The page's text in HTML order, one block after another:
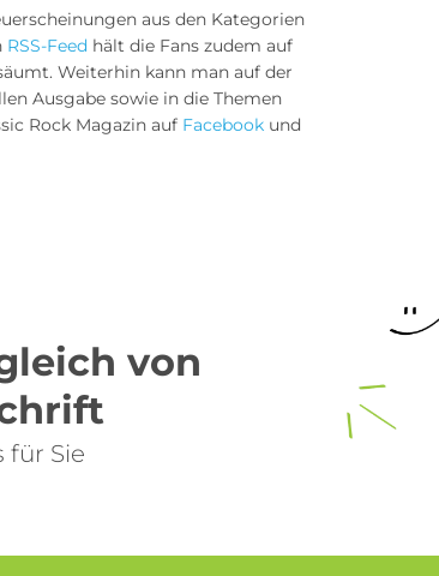
aus den Kategorien
RSS-Feed hält die Fans zudem auf
Weiterhin kann man auf der
Ausgabe sowie in die Themen
Rock Magazin auf Facebook und
von
für Sie